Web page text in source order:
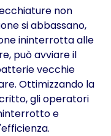
non
si abbassano,
ininterrotta alle
può avviare il
vecchie
Ottimizzando la
gli operatori
e